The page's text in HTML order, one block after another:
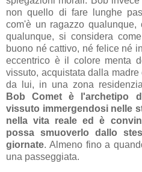
non quello di fare lunghe
com'è un ragazzo
qualunque, si considera
buono né cattivo, né felice né
eccentrico è il colore menta
vissuto, acquistata dalla
da lui, in una zona
Bob Comet è l'archetipo
vissuto immergendosi nelle
nella vita reale ed è
possa smuoverlo dallo
giornate. Almeno fino a
una passeggiata.